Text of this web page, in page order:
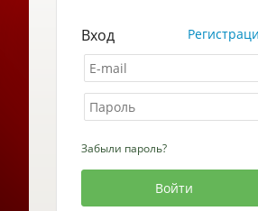
Вход
Забыли пароль?